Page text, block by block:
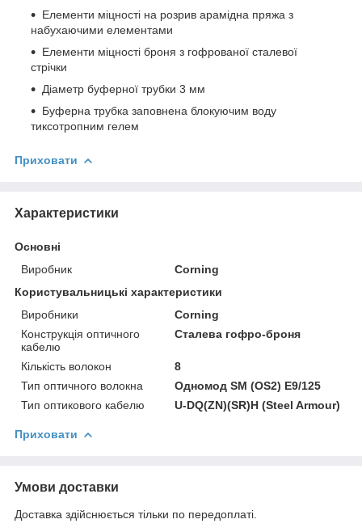
Елементи міцності на розрив арамідна пряжа з
набухаючими елементами
Елементи міцності броня з гофрованої сталевої
стрічки
Діаметр буферної трубки 3 мм
Буферна трубка заповнена блокуючим воду
тиксотропним гелем
Приховати
Характеристики
Основні
Виробник
Corning
Користувальницькі характеристики
Виробники
Corning
Конструкція оптичного
кабелю
Сталева гофро-броня
Кількість волокон
8
Тип оптичного волокна
Одномод SM (OS2) E9/125
Тип оптикового кабелю
U-DQ(ZN)(SR)H (Steel Armour)
Приховати
Умови доставки
Доставка здійснюється тільки по передоплаті.